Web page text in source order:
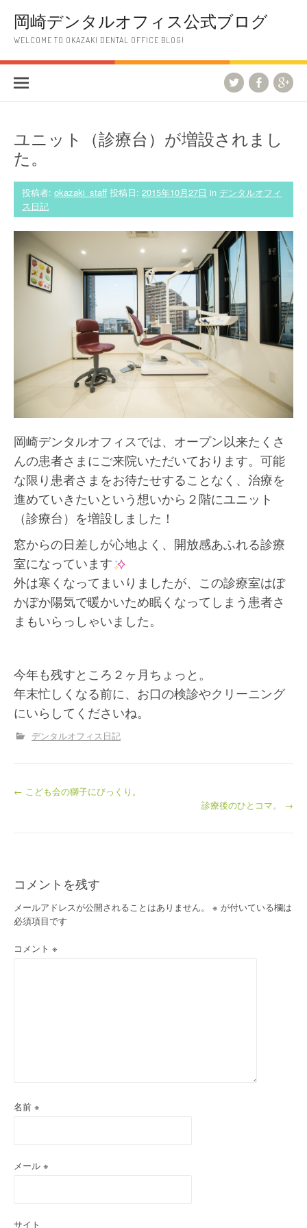
ツ
キ
岡崎デンタルオフィス公式ブログ
WELCOME TO OKAZAKI DENTAL OFFICE BLOG!
ユニット（診療台）が増設されまし
た。
投稿者: okazaki_staff 投稿日: 2015年10月27日 in デンタルオフィ
ス日記
岡崎デンタルオフィスでは、オープン以来たくさ
んの患者さまにご来院いただいております。可能
な限り患者さまをお待たせすることなく、治療を
進めていきたいという想いから２階にユニット
（診療台）を増設しました！
窓からの日差しが心地よく、開放感あふれる診療
室になっています
外は寒くなってまいりましたが、この診療室はぽ
かぽか陽気で暖かいため眠くなってしまう患者さ
まもいらっしゃいました。
今年も残すところ２ヶ月ちょっと。
年末忙しくなる前に、お口の検診やクリーニング
にいらしてくださいね。
デンタルオフィス日記
投
ー
シ
ョ
ン
← こども会の獅子にびっくり。
診療後のひとコマ。 →
コメントを残す
メールアドレスが公開されることはありません。 ※ が付いている欄は
必須項目です
コメント ※
名前 ※
メール ※
サイト